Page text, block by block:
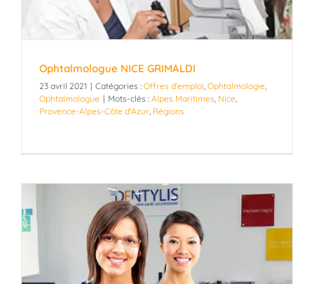
Ophtalmologue NICE GRIMALDI
23 avril 2021 | Catégories : Offres d'emploi, Ophtalmologie,
Ophtalmologue | Mots-clés : Alpes Maritimes, Nice,
Provence-Alpes-Côte d'Azur, Régions